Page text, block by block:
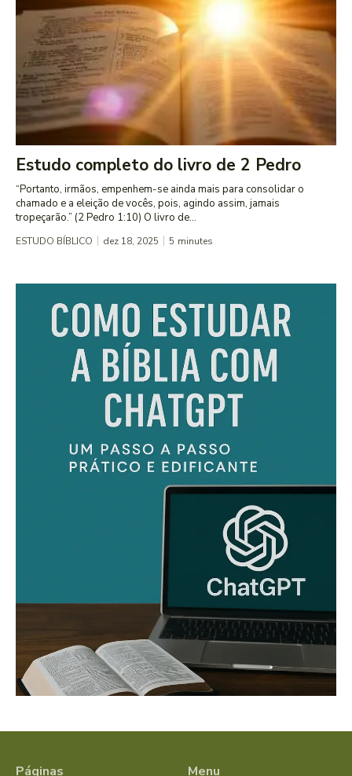
Estudo completo do livro de 2 Pedro
“Portanto, irmãos, empenhem-se ainda mais para consolidar o
chamado e a eleição de vocês, pois, agindo assim, jamais
tropeçarão.” (2 Pedro 1:10) O livro de...
ESTUDO BÍBLICO dez 18, 2025 5 minutes
Páginas Menu